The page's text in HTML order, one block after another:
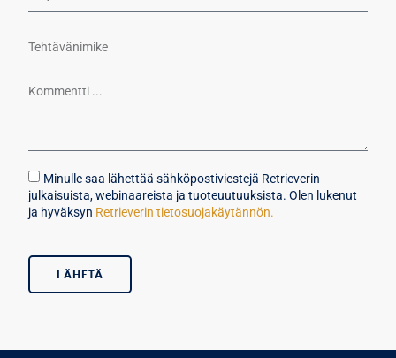
Minulle saa lähettää sähköpostiviestejä Retrieverin
julkaisuista, webinaareista ja tuoteuutuuksista. Olen lukenut
ja hyväksyn Retrieverin tietosuojakäytännön.
LÄHETÄ